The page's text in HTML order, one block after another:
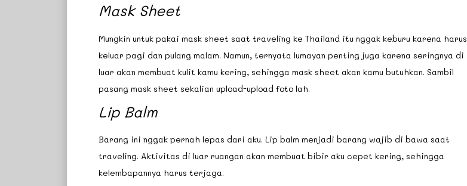
Mask Sheet
Mungkin untuk pakai mask sheet saat traveling ke Thailand itu nggak keburu karena harus
keluar pagi dan pulang malam. Namun, ternyata lumayan penting juga karena seringnya di
luar akan membuat kulit kamu kering, sehingga mask sheet akan kamu butuhkan. Sambil
pasang mask sheet sekalian upload-upload foto lah.
Lip Balm
Barang ini nggak pernah lepas dari aku. Lip balm menjadi barang wajib di bawa saat
traveling. Aktivitas di luar ruangan akan membuat bibir aku cepet kering, sehingga
kelembapannya harus terjaga.